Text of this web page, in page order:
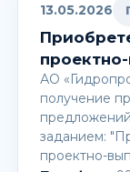
13.05.2026
АО
получение
заданием:
проектно-